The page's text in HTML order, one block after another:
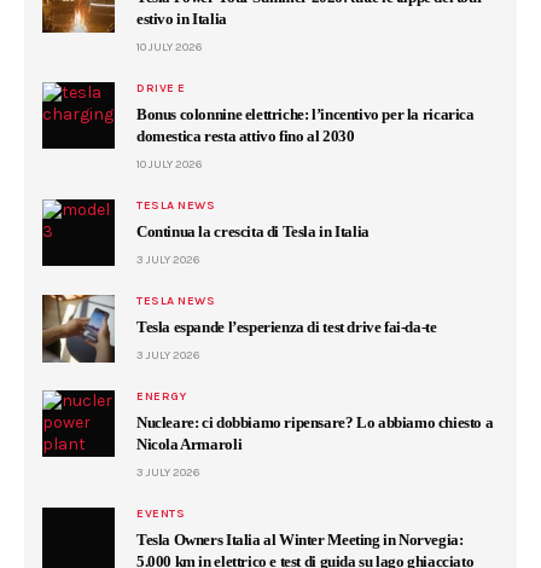
estivo in Italia
10 JULY 2026
DRIVE E
Bonus colonnine elettriche: l’incentivo per la ricarica
domestica resta attivo fino al 2030
10 JULY 2026
TESLA NEWS
Continua la crescita di Tesla in Italia
3 JULY 2026
TESLA NEWS
Tesla espande l’esperienza di test drive fai-da-te
3 JULY 2026
ENERGY
Nucleare: ci dobbiamo ripensare? Lo abbiamo chiesto a
Nicola Armaroli
3 JULY 2026
EVENTS
Tesla Owners Italia al Winter Meeting in Norvegia:
5.000 km in elettrico e test di guida su lago ghiacciato